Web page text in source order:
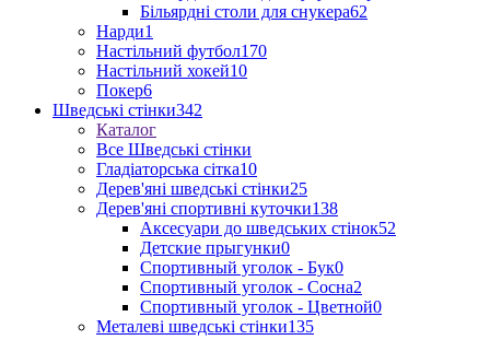
Більярдні столи для снукера62
Нарди1
Настільний футбол170
Настільний хокей10
Покер6
Шведські стінки342
Каталог
Все Шведські стінки
Гладіаторська сітка10
Дерев'яні шведські стінки25
Дерев'яні спортивні куточки138
Аксесуари до шведських стінок52
Детские прыгунки0
Спортивный уголок - Бук0
Спортивный уголок - Сосна2
Спортивный уголок - Цветной0
Металеві шведські стінки135